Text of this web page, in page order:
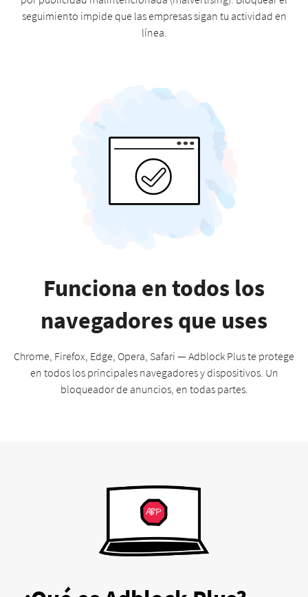
seguimiento impide que las empresas sigan tu actividad en
línea.
Funciona en todos los
navegadores que uses
Chrome, Firefox, Edge, Opera, Safari — Adblock Plus te protege
en todos los principales navegadores y dispositivos. Un
bloqueador de anuncios, en todas partes.